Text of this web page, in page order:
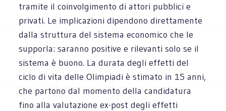
tramite il coinvolgimento di attori pubblici e
privati. Le implicazioni dipendono direttamente
dalla struttura del sistema economico che le
supporla: saranno positive e rilevanti solo se il
sistema è buono. La durata degli effetti del
ciclo di vita delle Olimpiadi è stimato in 15 anni,
che partono dal momento della candidatura
fino alla valutazione ex-post degli effetti